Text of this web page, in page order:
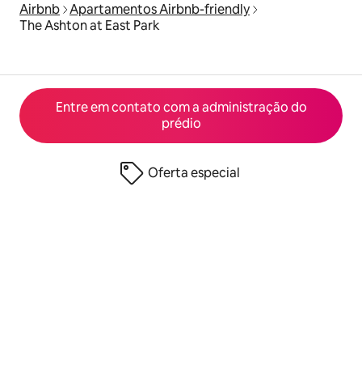
Entre em contato com a administração do
prédio
Oferta especial
Airbnb Apartamentos Airbnb-friendly
The Ashton at East Park